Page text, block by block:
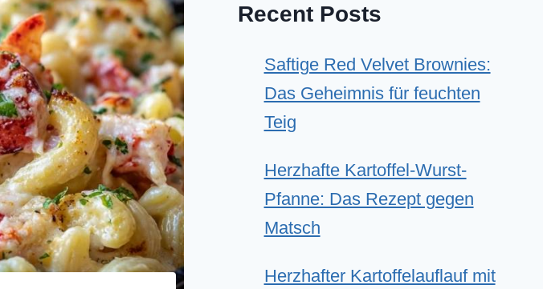
Recent Posts
Saftige Red Velvet Brownies:
Das Geheimnis für feuchten
Teig
Herzhafte Kartoffel-Wurst-
Pfanne: Das Rezept gegen
Matsch
Herzhafter Kartoffelauflauf mit